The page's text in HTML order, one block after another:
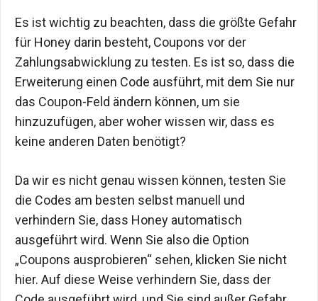
Es ist wichtig zu beachten, dass die größte Gefahr
für Honey darin besteht, Coupons vor der
Zahlungsabwicklung zu testen. Es ist so, dass die
Erweiterung einen Code ausführt, mit dem Sie nur
das Coupon-Feld ändern können, um sie
hinzuzufügen, aber woher wissen wir, dass es
keine anderen Daten benötigt?
Da wir es nicht genau wissen können, testen Sie
die Codes am besten selbst manuell und
verhindern Sie, dass Honey automatisch
ausgeführt wird. Wenn Sie also die Option
„Coupons ausprobieren“ sehen, klicken Sie nicht
hier. Auf diese Weise verhindern Sie, dass der